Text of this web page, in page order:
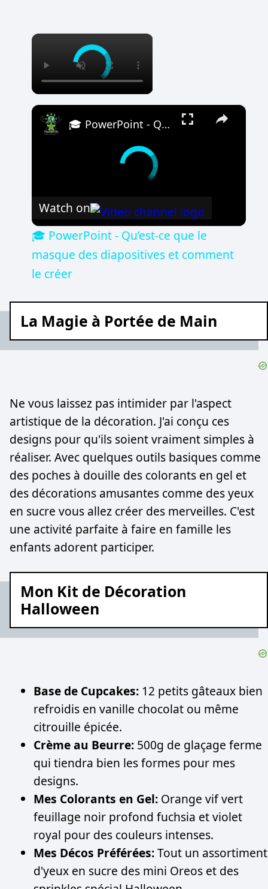
×
×
🎓 PowerPoint - Qu’est-ce que le masque des diapositives et comment le créer
Watch on
🎓 PowerPoint - Qu’est-ce que le
masque des diapositives et comment
le créer
La Magie à Portée de Main
Ne vous laissez pas intimider par l'aspect
artistique de la décoration. J'ai conçu ces
designs pour qu'ils soient vraiment simples à
réaliser. Avec quelques outils basiques comme
des poches à douille des colorants en gel et
des décorations amusantes comme des yeux
en sucre vous allez créer des merveilles. C'est
une activité parfaite à faire en famille les
enfants adorent participer.
Mon Kit de Décoration
Halloween
Base de Cupcakes: 12 petits gâteaux bien
refroidis en vanille chocolat ou même
citrouille épicée.
Crème au Beurre: 500g de glaçage ferme
qui tiendra bien les formes pour mes
designs.
Mes Colorants en Gel: Orange vif vert
feuillage noir profond fuchsia et violet
royal pour des couleurs intenses.
Mes Décos Préférées:Tout un assortiment
d'yeux en sucre des mini Oreos et des